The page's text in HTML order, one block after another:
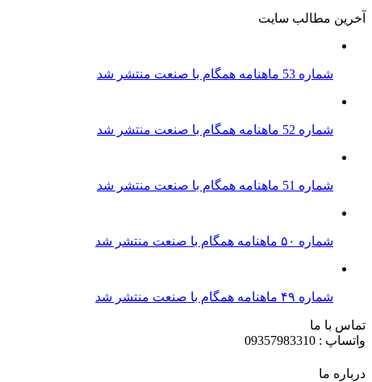
آخرین مطالب سایت
شماره 53 ماهنامه همگام با صنعت منتشر شد
شماره 52 ماهنامه همگام با صنعت منتشر شد
شماره 51 ماهنامه همگام با صنعت منتشر شد
شماره ۵۰ ماهنامه همگام با صنعت منتشر شد
شماره ۴۹ ماهنامه همگام با صنعت منتشر شد
تماس با ما
واتساپ : 09357983310
درباره ما